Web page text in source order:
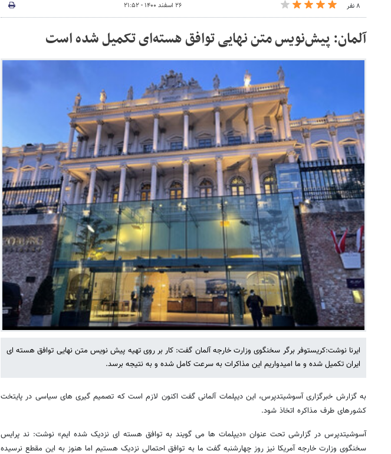
۸ نفر ۲۶ اسفند ۱۴۰۰ - ۲۱:۵۲
آلمان: پیش‌نویس متن نهایی توافق هسته‌ای تکمیل شده است
ایرنا نوشت:کریستوفر برگر سخنگوی وزارت خارجه آلمان گفت: کار بر روی تهیه پیش نویس متن نهایی توافق هسته ای
ایران تکمیل شده و ما امیدواریم این مذاکرات به سرعت کامل شده و به نتیجه برسد.
به گزارش خبرگزاری آسوشیتدپرس، این دیپلمات آلمانی گفت اکنون لازم است که تصمیم گیری های سیاسی در پایتخت
کشورهای طرف مذاکره اتخاذ شود.
آسوشیتدپرس در گزارشی تحت عنوان «دیپلمات ها می گویند به توافق هسته ای نزدیک شده ایم» نوشت: ند پرایس
سخنگوی وزارت خارجه آمریکا نیز روز چهارشنبه گفت ما به توافق احتمالی نزدیک هستیم اما هنوز به این مقطع نرسیده